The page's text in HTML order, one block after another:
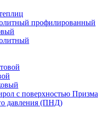
профилированный
с поверхностью Призма
давления (ПНД)